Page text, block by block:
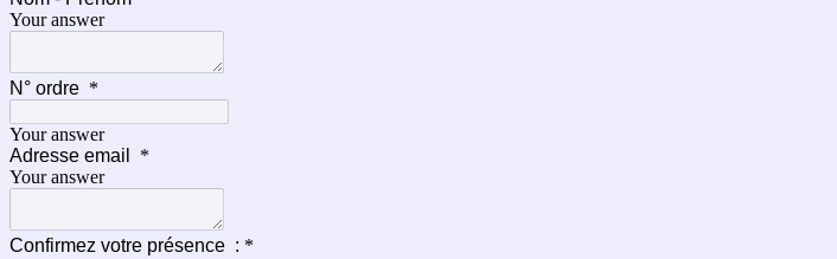
Your answer
N° ordre *
Your answer
Adresse email
*
Your answer
Confirmez votre présence : *